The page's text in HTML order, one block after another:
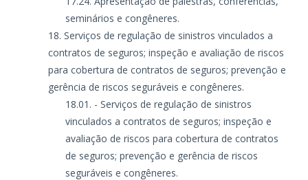
seminários e congêneres.
Serviços de regulação de sinistros vinculados a
contratos de seguros; inspeção e avaliação de riscos
para cobertura de contratos de seguros; prevenção e
gerência de riscos seguráveis e congêneres.
- Serviços de regulação de sinistros
vinculados a contratos de seguros; inspeção e
avaliação de riscos para cobertura de contratos
de seguros; prevenção e gerência de riscos
seguráveis e congêneres.